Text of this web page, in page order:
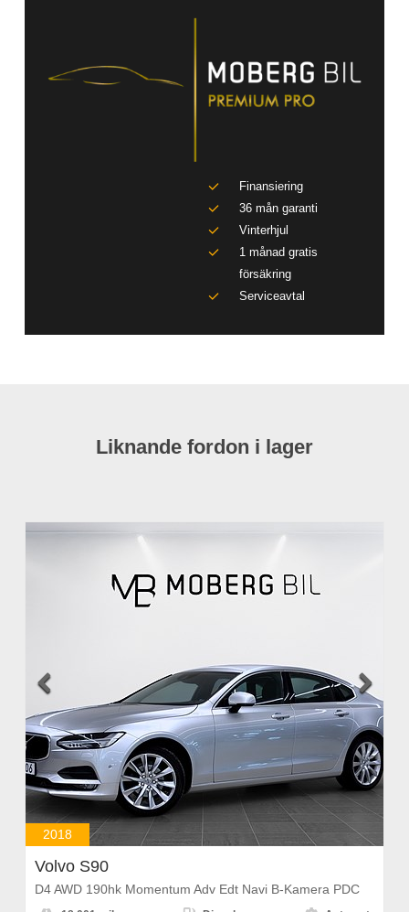
Finansiering
36 mån garanti
Vinterhjul
1 månad gratis
försäkring
Serviceavtal
Liknande fordon i lager
 
2018
Volvo S90
D4 AWD 190hk Momentum Adv Edt Navi B-Kamera PDC